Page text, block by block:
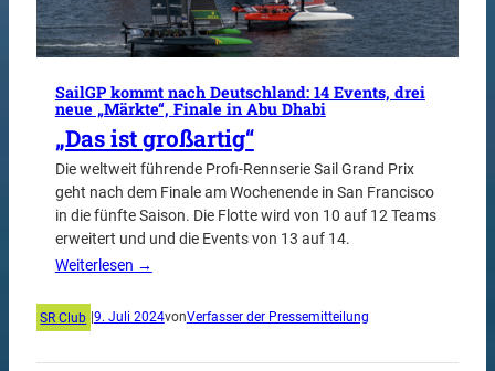
SailGP kommt nach Deutschland: 14 Events, drei
neue „Märkte“, Finale in Abu Dhabi
„Das ist großartig“
Die weltweit führende Profi-Rennserie Sail Grand Prix
geht nach dem Finale am Wochenende in San Francisco
in die fünfte Saison. Die Flotte wird von 10 auf 12 Teams
erweitert und und die Events von 13 auf 14.
Weiterlesen →
SR Club 9. Juli 2024vonVerfasser der Pressemitteilung